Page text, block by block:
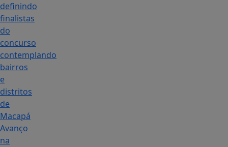
definindo
finalistas
do
concurso
contemplando
bairros
e
distritos
de
Macapá
Avanço
na